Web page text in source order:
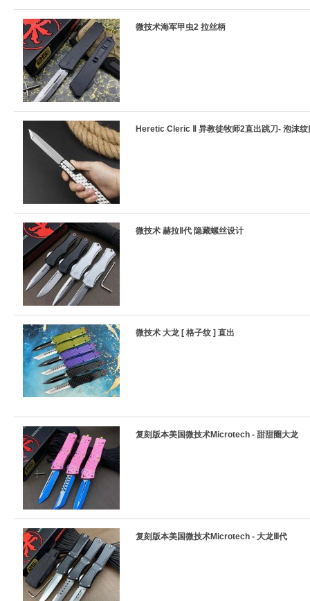
微技术海军甲虫2 拉丝柄
Heretic Cleric Ⅱ 异教徒牧师2直出跳刀- 泡沫纹
微技术 赫拉Ⅱ代 隐藏螺丝设计
微技术 大龙 [ 格子纹 ] 直出
复刻版本美国微技术Microtech - 甜甜圈大龙
复刻版本美国微技术Microtech - 大龙Ⅲ代